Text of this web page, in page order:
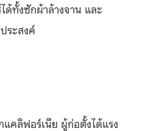
ด้ทั้งซักผ้าล้างจาน และ
ระสงค์
คลิฟอร์เนีย ผู้ก่อตั้งได้แรง